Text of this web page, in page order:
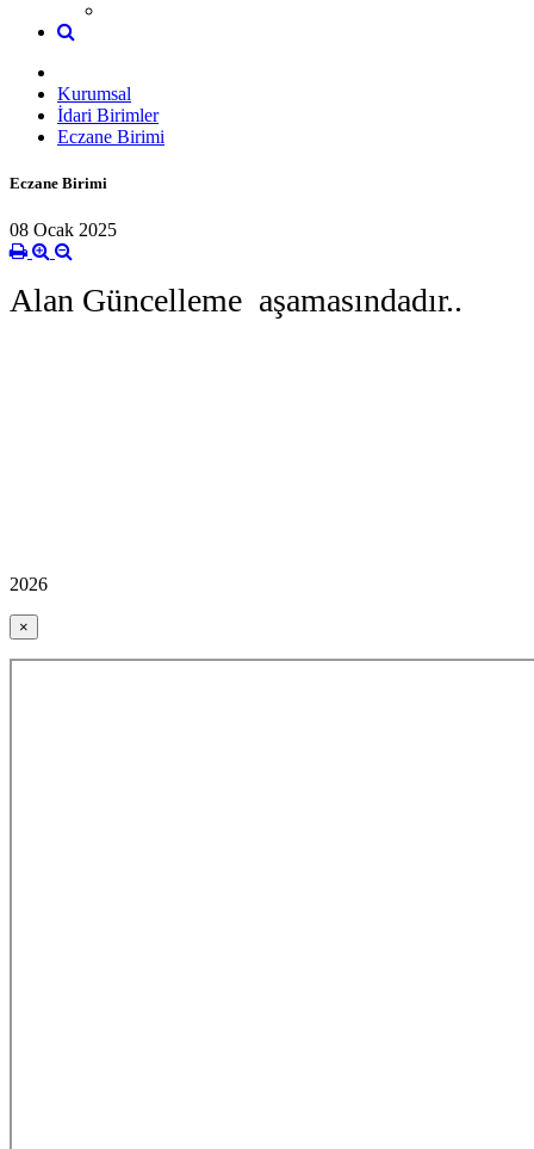
Kurumsal
İdari Birimler
Eczane Birimi
Eczane Birimi
08 Ocak 2025
Alan Güncelleme aşamasındadır..
2026
×